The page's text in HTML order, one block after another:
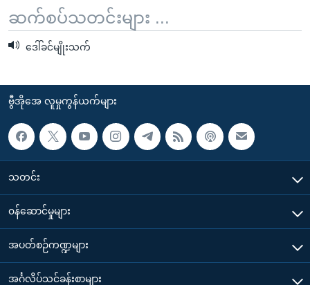
ဆက်စပ်သတင်းများ ...
ဒေါ်ခင်မျိုးသက်
ဗွီအိုအေ လူမှုကွန်ယက်များ
သတင်း
၀န်ဆောင်မှုများ
အပတ်စဉ်ကဏ္ဍများ
အင်္ဂလိပ်သင်ခန်းစာများ